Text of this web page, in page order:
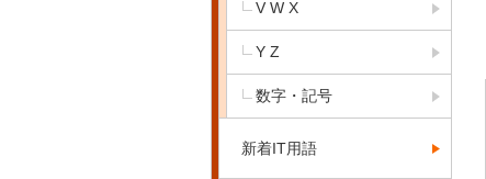
V W X
Y Z
数字・記号
新着IT用語